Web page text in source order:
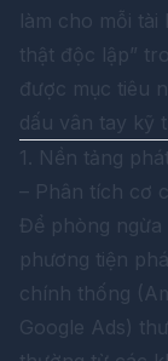
làm cho mỗi
thật độc lập”
được mục tiêu
dấu vân tay kỹ
1. Nền tảng
– Phân tích cơ
Để phòng
phương tiện
chính thống
Google Ads)